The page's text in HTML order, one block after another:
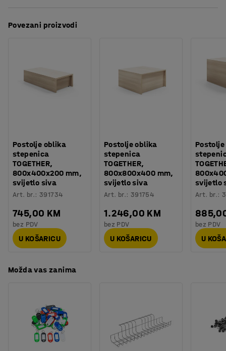
poslovanju.
Težina: 18 kg
Povezani proizvodi
Postolje oblika
stepenica
TOGETHER,
800x400x200 mm,
svijetlo siva
Art. br.:391734
745,00 KM
bez PDV
U KOŠARICU
Postolje oblika
stepenica
TOGETHER,
800x800x400 mm,
svijetlo siva
Art. br.: 391754
1.246,00 KM
bez PDV
U KOŠARICU
svijetlo
Art. br.:
bez PDV
U
Možda vas zanima